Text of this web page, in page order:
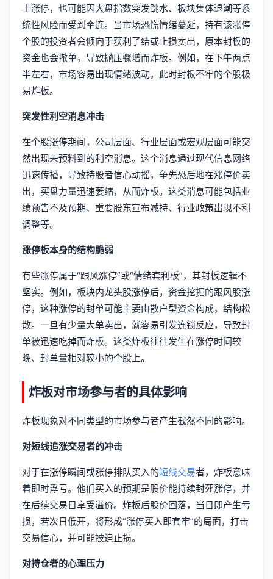
上涨停，也可能因大盘指数突发跳水、板块集体退潮等系
统性风险而受到牵连。当市场恐慌情绪蔓延，持有该涨停
个股的投资者会倾向于获利了结或止损卖出，原本封板的
资金也会撤单，导致抛压骤增而炸板。例如，在下午两点
半左右，市场容易出现情绪波动，此时封板不牢的个股极
易炸板。
突发性利空消息冲击
在个股涨停期间，公司层面、行业层面或宏观层面可能突
然出现未预料到的利空消息。这个消息通过现代信息网络
迅速传播，导致持股者信心动摇，争先恐后地在涨停价卖
出，买盘力量迅速萎缩，从而炸板。这类消息可能包括业
绩预告不及预期、重要股东宣布减持、行业政策出现不利
调整等。
涨停板本身的结构脆弱
有些涨停属于“跟风涨停”或“情绪套利板”，其封板逻辑不
坚实。例如，板块内龙头股涨停后，资金挖掘的跟风股涨
停，这种涨停的封单可能主要由散户型资金构成，结构松
散。一旦有少量大单卖出，就容易引发连锁反应，导致封
单被迅速吃掉而炸板。这类炸板往往发生在涨停时间较
晚、封单量相对较小的个股上。
炸板对市场参与者的具体影响
炸板现象对不同类型的市场参与者产生截然不同的影响。
对短线追涨交易者的冲击
对于在涨停瞬间或涨停排队买入的短线交易者，炸板意味
着即时浮亏。他们买入的预期是股价能持续封死涨停，并
在后续交易日享受溢价。炸板后股价回落，当日即产生亏
损，若次日低开，将形成“涨停买入即套牢”的局面，打击
交易信心，并可能被迫止损。
对持仓者的心理压力